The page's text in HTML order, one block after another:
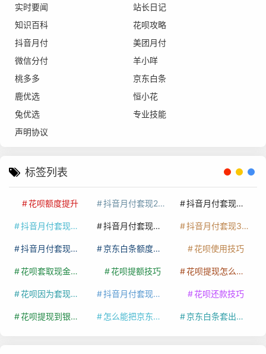
实时要闻
站长日记
知识百科
花呗攻略
抖音月付
美团月付
微信分付
羊小咩
桃多多
京东白条
鹿优选
恒小花
兔优选
专业技能
声明协议
标签列表
花呗额度提升 抖音月付套现24小时接单 抖音月付套现怎么套
抖音月付套现多少手续费 抖音月付套现商家有哪些 抖音月付套现30秒技巧
抖音月付套现最新方法 京东白条额度提升 花呗使用技巧
花呗套取现金最佳方法 花呗提额技巧 花呗提现怎么操作
花呗因为套现被限额了这种情况要多久才会好 抖音月付套现秒回100起 花呗还款技巧
花呗提现到银行卡 怎么能把京东白条额度钱套出来 京东白条套出来手续费多少